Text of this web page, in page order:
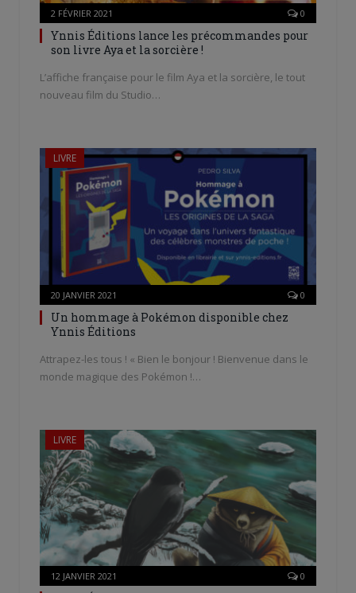
2 FÉVRIER 2021 0
Ynnis Éditions lance les précommandes pour
son livre Aya et la sorcière !
L’affiche française pour le film Aya et la sorcière, le tout
nouveau film du Studio…
LIVRE
20 JANVIER 2021 0
Un hommage à Pokémon disponible chez
Ynnis Éditions
Attrapez-les tous ! « Bien le bonjour ! Bienvenue dans le
monde magique des Pokémon !…
LIVRE
12 JANVIER 2021 0